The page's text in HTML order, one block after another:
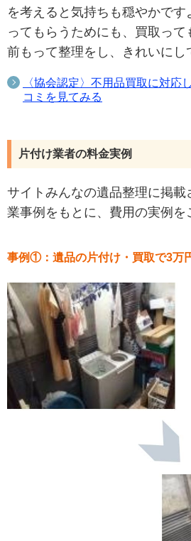
を考えると気持ちも穏やかです
ってもらうためにも、買取っ
前もって整理をし、きれいにし
〈協会認定〉不用品買取に対応
コミを見てみる
片付け業者の料金実例
サイトみんなの遺品整理に掲
業事例をもとに、費用の実例を
事例①：遺品の片付け・買取で3万